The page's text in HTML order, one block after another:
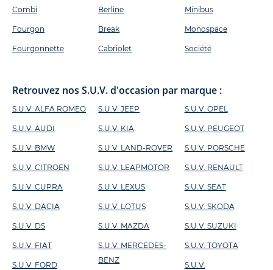
Combi
Fourgon
Fourgonnette
Berline
Break
Cabriolet
Minibus
Monospace
Société
Retrouvez nos S.U.V. d'occasion par marque :
S.U.V. ALFA ROMEO
S.U.V. AUDI
S.U.V. BMW
S.U.V. CITROEN
S.U.V. CUPRA
S.U.V. DACIA
S.U.V. DS
S.U.V. FIAT
S.U.V. FORD
S.U.V. JEEP
S.U.V. KIA
S.U.V. LAND-ROVER
S.U.V. LEAPMOTOR
S.U.V. LEXUS
S.U.V. LOTUS
S.U.V. MAZDA
S.U.V. MERCEDES-
BENZ
S.U.V. OPEL
S.U.V. PEUGEOT
S.U.V. PORSCHE
S.U.V. RENAULT
S.U.V. SEAT
S.U.V. SKODA
S.U.V. SUZUKI
S.U.V. TOYOTA
S.U.V.